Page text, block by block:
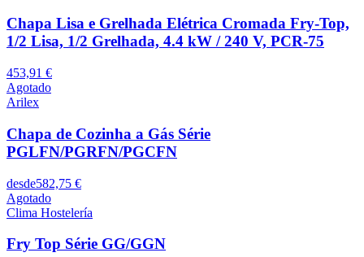
Chapa Lisa e Grelhada Elétrica Cromada Fry-Top,
1/2 Lisa, 1/2 Grelhada, 4.4 kW / 240 V, PCR-75
453,91 €
Agotado
Arilex
Chapa de Cozinha a Gás Série
PGLFN/PGRFN/PGCFN
desde582,75 €
Agotado
Clima Hostelería
Fry Top Série GG/GGN